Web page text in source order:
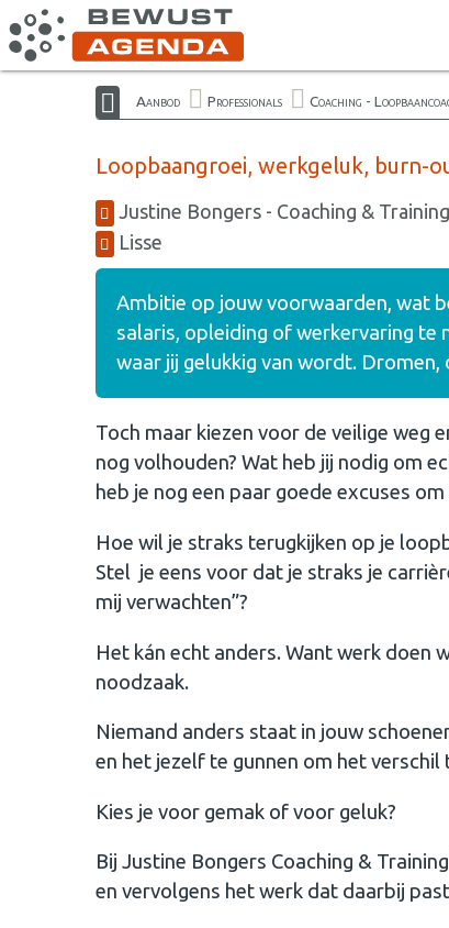
Aanbod Professionals Coaching -
Loopbaangroei, werkgeluk, burn-
Justine Bongers - Coaching & Training
Lisse
Ambitie op jouw voorwaarden, wat
salaris, opleiding of werkervaring te
waar jij gelukkig van wordt. Dromen,
Toch maar kiezen voor de veilige weg
nog volhouden? Wat heb jij nodig om
heb je nog een paar goede excuses
Hoe wil je straks terugkijken op je
Stel je eens voor dat je straks je
mij verwachten”?
Het kán echt anders. Want werk doen
noodzaak.
Niemand anders staat in jouw
en het jezelf te gunnen om het verschil
Kies je voor gemak of voor geluk?
Bij Justine Bongers Coaching &
en vervolgens het werk dat daarbij